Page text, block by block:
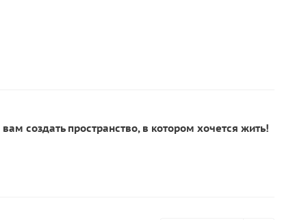
создать пространство, в котором хочется жить!